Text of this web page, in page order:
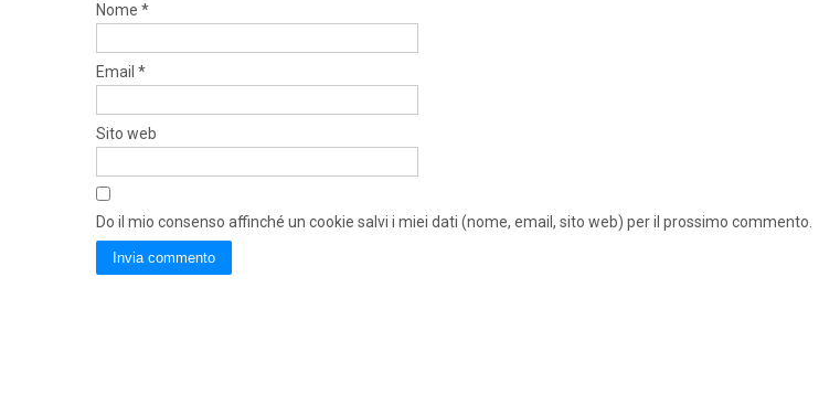
Nome *
Email *
Sito web
Do il mio consenso affinché un cookie salvi i miei dati (nome, email, sito web) per il prossimo commento.